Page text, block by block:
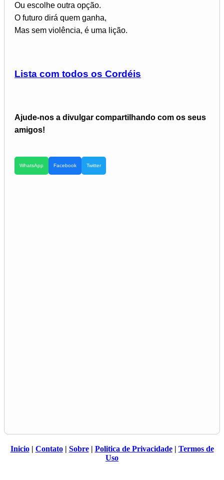
Ou escolhe outra opção.
O futuro dirá quem ganha,
Mas sem violência, é uma lição.
Lista com todos os Cordéis
Ajude-nos a divulgar compartilhando com os seus
amigos!
WhatsApp Facebook Twitter
Inicio| Contato| Sobre| Politica de Privacidade| Termos de
Uso